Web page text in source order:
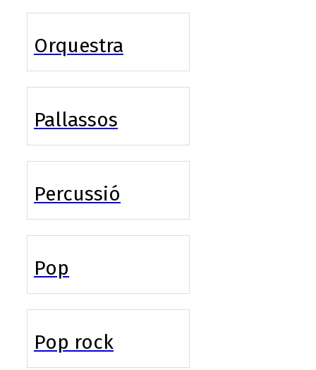
Orquestra
Pallassos
Percussió
Pop
Pop rock